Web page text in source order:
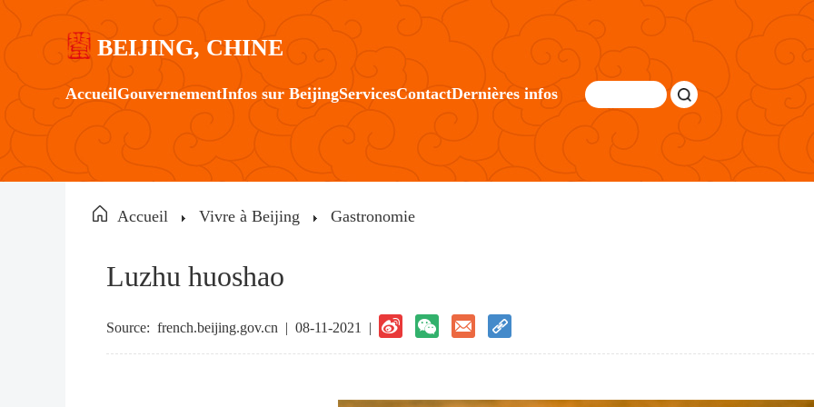
BEIJING, CHINE
AccueilGouvernementInfos sur BeijingServicesContactDernières infos
Accueil Vivre à Beijing Gastronomie
Luzhu huoshao
Source: french.beijing.gov.cn | 08-11-2021 |